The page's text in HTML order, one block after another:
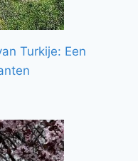
Turkije: Een